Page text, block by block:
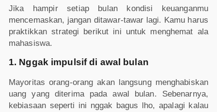
Jika hampir setiap bulan kondisi keuanganmu
mencemaskan, jangan ditawar-tawar lagi. Kamu harus
praktikkan strategi berikut ini untuk menghemat ala
mahasiswa.
1. Nggak impulsif di awal bulan
Mayoritas orang-orang akan langsung menghabiskan
uang yang diterima pada awal bulan. Sebenarnya,
kebiasaan seperti ini nggak bagus lho, apalagi kalau